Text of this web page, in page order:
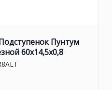
Пунтум
60x14,5x0,8